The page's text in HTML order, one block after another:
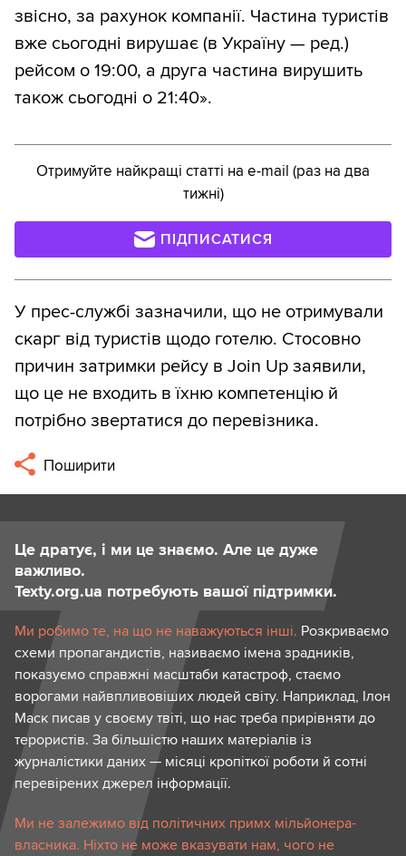
звісно, за рахунок компанії. Частина туристів
вже сьогодні вирушає (в Україну — ред.)
рейсом о 19:00, а друга частина вирушить
також сьогодні о 21:40».
Отримуйте найкращі статті на e-mail (раз на два
тижні)
ПІДПИСАТИСЯ
У прес-службі зазначили, що не отримували
скарг від туристів щодо готелю. Стосовно
причин затримки рейсу в Join Up заявили,
що це не входить в їхню компетенцію й
потрібно звертатися до перевізника.
Поширити
Це дратує, і ми це знаємо. Але це дуже
важливо.
Texty.org.ua потребують вашої підтримки.
Ми робимо те, на що не наважуються інші. Розкриваємо
схеми пропагандистів, називаємо імена зрадників,
показуємо справжні масштаби катастроф, стаємо
ворогами найвпливовіших людей світу. Наприклад, Ілон
Маск писав у своєму твіті, що нас треба прирівняти до
терористів. За більшістю наших матеріалів із
журналістики даних — місяці кропіткої роботи й сотні
перевірених джерел інформації.
Ми не залежимо від політичних примх мільйонера-
власника. Ніхто не може вказувати нам, чого не